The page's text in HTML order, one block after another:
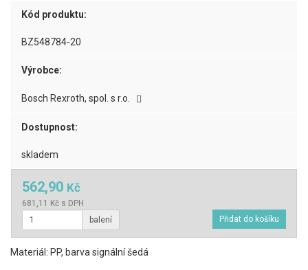
Kód produktu:
BZ548784-20
Výrobce:
Bosch Rexroth, spol. s r.o.
Dostupnost:
skladem
562,90 Kč
681,11 Kč s DPH
balení
Materiál: PP, barva signální šedá